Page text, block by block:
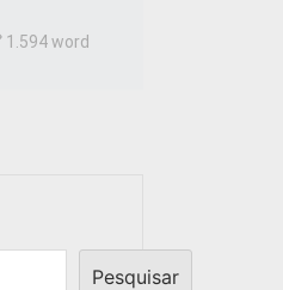
1.594 word
Pesquisar